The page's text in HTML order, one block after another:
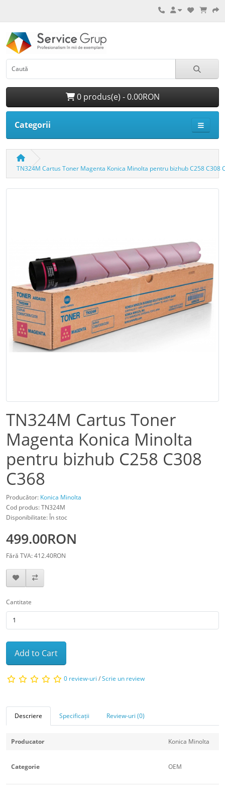
0 produs(e) - 0.00RON
Categorii
TN324M Cartus Toner Magenta Konica Minolta pentru bizhub C258 C308
TN324M Cartus Toner
Magenta Konica Minolta
pentru bizhub C258 C308
C368
Producător: Konica Minolta
Cod produs: TN324M
Disponibilitate: În stoc
499.00RON
Fără TVA: 412.40RON
Cantitate
Add to Cart
0 review-uri /Scrie un review
Descriere Specificații Review-uri (0)
Producator Konica Minolta
Categorie OEM